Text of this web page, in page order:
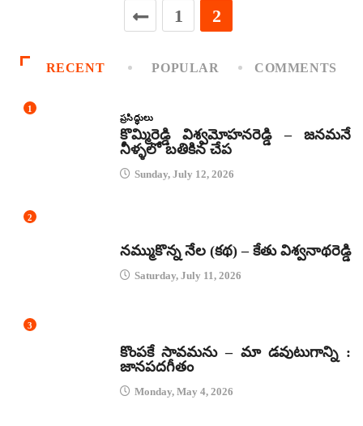
1 2
RECENT POPULAR COMMENTS
1
ప్రసిద్ధులు
కొమ్మిరెడ్డి విశ్వమోహనరెడ్డి – జనమనే
నీళ్ళలో బతికిన చేప
Sunday, July 12, 2026
2
నమ్ముకొన్న నేల (కథ) – కేతు విశ్వనాథరెడ్డి
Saturday, July 11, 2026
3
కొంపకే సావమను – మా డవుటుగాన్ని :
జానపదగీతం
Monday, May 4, 2026